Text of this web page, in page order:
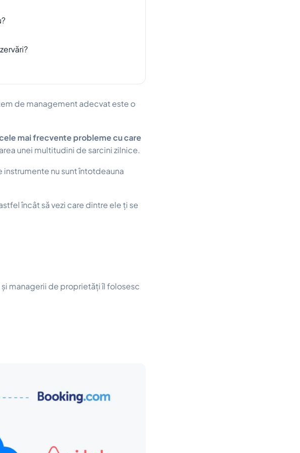
de management adecvat este o
mai frecvente probleme cu care
unei multitudini de sarcini zilnice.
nu sunt întotdeauna
încât să vezi care dintre ele ți se
managerii de proprietăți îl folosesc